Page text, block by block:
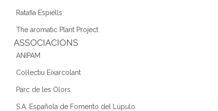
Ratafia Espiells
The aromatic Plant Project
ASSOCIACIONS
ANIPAM
Col·lectiu Eixarcolant
Parc de les Olors
S.A. Española de Fomento del Lúpulo